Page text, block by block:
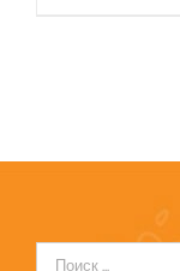
Результат